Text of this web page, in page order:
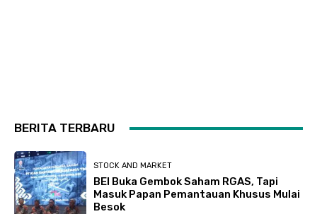
BERITA TERBARU
STOCK AND MARKET
BEI Buka Gembok Saham RGAS, Tapi
Masuk Papan Pemantauan Khusus Mulai
Besok